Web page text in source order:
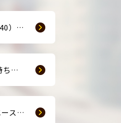
☆新車ランドクルーザー FJ（TRJ240） × Argus D1 & 前後ドライブレコーダー取付☆
レクサス GX × SMART GUARD3 持ち込み取付
【40ヴェルファイア & 200系ハイエース(9型) 新車2台へ SMART GUARD3取付】